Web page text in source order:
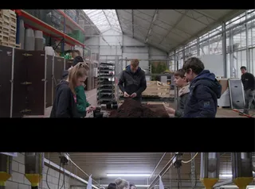
grote verschil is uiteraard te
vinden in het aantal
praktijkuren.